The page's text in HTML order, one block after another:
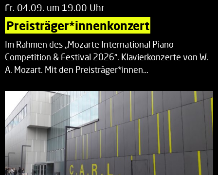
Fr. 04.09. um 19.00 Uhr
Preisträger*innenkonzert
Im Rahmen des „Mozarte International Piano
Competition & Festival 2026“. Klavierkonzerte von W.
A. Mozart. Mit den Preisträger*innen…